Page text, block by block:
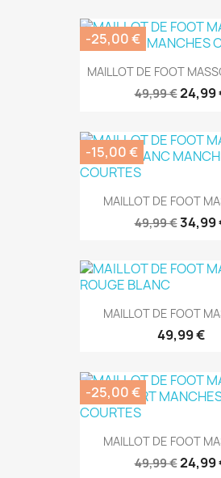
MAILLOT DE FOOT
49,99 €24,99
-25,00 €
MAILLOT DE FOOT
49,99 €34,99
-15,00 €
MAILLOT DE FOOT
49,99 €
MAILLOT DE FOOT
49,99 €24,99
-25,00 €